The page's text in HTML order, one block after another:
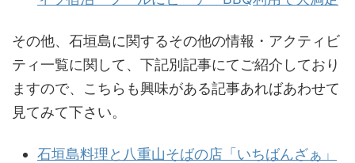
その他、石垣島に関するその他の情報・アクティビ
ティ一覧に関して、下記別記事にてご紹介しており
ますので、こちらも興味がある記事あればあわせて
見てみて下さい。
石垣島料理と八重山そばの店「いちばんざぁ」